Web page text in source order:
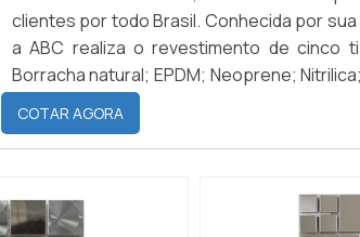
clientes por todo Brasil. Conhecida por
a ABC realiza o revestimento de cinco
Borracha natural; EPDM; Neoprene; Nitrilica; Silicone.CARACTERÍSTICAS DOS
PRODUTOS PARA CADA
indicados para dete...
COTAR AGORA